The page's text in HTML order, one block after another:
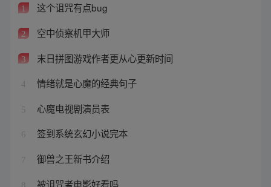
1 这个诅咒有点bug
2 空中侦察机甲大师
3 末日拼图游戏作者更从心更新时间
4 情绪就是心魔的经典句子
5 心魔电视剧演员表
6 签到系统玄幻小说完本
7 御兽之王新书介绍
8 被诅咒者电影好看吗